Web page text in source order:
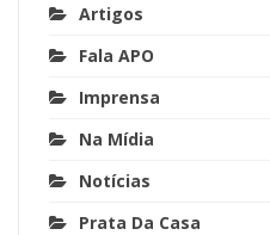
Artigos
Fala APO
Imprensa
Na Mídia
Notícias
Prata Da Casa